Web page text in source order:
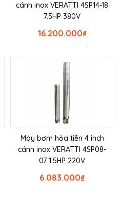
cánh inox VERATTI 4SP14-18
7.5HP 380V
₫
16.200.000
Máy bơm hỏa tiễn 4 inch
cánh inox VERATTI 4SP08-
07 1.5HP 220V
₫
6.083.000